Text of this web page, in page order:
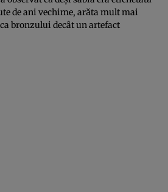
de ani vechime, arăta mult mai
bronzului decât un artefact